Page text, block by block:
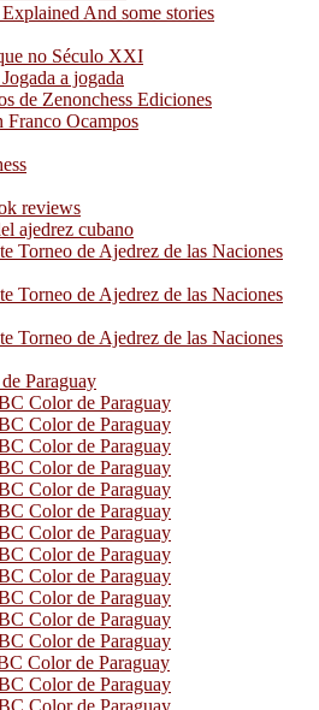
And some stories
no Século XXI
a jogada
de Zenonchess Ediciones
Franco Ocampos
reviews
ajedrez cubano
Torneo de Ajedrez de las Naciones
Torneo de Ajedrez de las Naciones
Torneo de Ajedrez de las Naciones
Paraguay
Color de Paraguay
Color de Paraguay
Color de Paraguay
Color de Paraguay
Color de Paraguay
Color de Paraguay
Color de Paraguay
Color de Paraguay
Color de Paraguay
Color de Paraguay
Color de Paraguay
Color de Paraguay
Color de Paraguay
Color de Paraguay
Color de Paraguay